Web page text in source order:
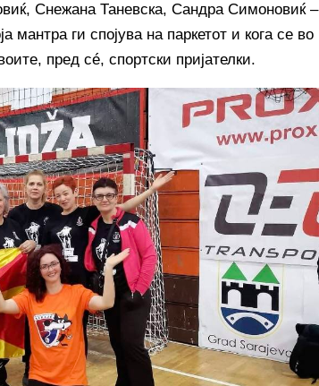
Снежана Таневска, Сандра Симоновиќ –
мантра ги спојува на паркетот и кога се во
пред сé, спортски пријателки.